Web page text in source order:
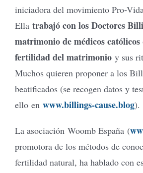
iniciadora del movimiento Pro-
Ella trabajó con los Doctores
matrimonio de médicos
fertilidad del matrimonio y sus
Muchos quieren proponer a los
beatificados (se recogen datos y
ello en www.billings-cause.blog).
La asociación Woomb España (
promotora de los métodos de
fertilidad natural, ha hablado con